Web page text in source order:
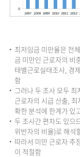
최저임금 미만율은 전
금 미만인 근로자의 비
태별근로실태조사, 경
함
그러나 두 조사 모두
근로자의 시급 산출,
확한 분석에 한계가 있
두 조사간 편차도 있으
위반자의 비율)로 해석
따라서 미만 근로자 추
이 적절함